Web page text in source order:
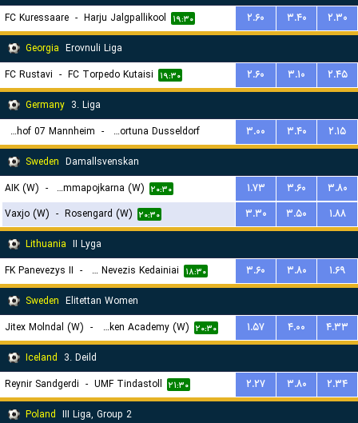
FC Kuressaare - Harju Jalgpallikool ۱۹:۳۰ ۲.۶۰ ۳.۴۰
۲.۳۰
Georgia Erovnuli Liga
FC Rustavi - FC Torpedo Kutaisi ۱۹:۳۰ ۲.۶۰ ۳.۱۰
۲.۴۵
Germany 3. Liga
SV Waldhof 07 Mannheim
- TSV Fortuna Dusseldorf
۲۰:۳۰
۳.۰۰ ۳.۴۰
۲.۱۵
Sweden Damallsvenskan
AIK (W) - Brommapojkarna (W) ۲۰:۳۰ ۱.۷۳ ۳.۶۰
۳.۸۰
Vaxjo (W) - Rosengard (W) ۲۰:۳۰ ۳.۳۰ ۳.۵۰
۱.۸۸
Lithuania II Lyga
FK Panevezys II - FK Nevezis Kedainiai ۱۸:۳۰ ۳.۶۰ ۳.۸۰
۱.۶۹
Sweden Elitettan Women
Jitex Molndal (W) - BK Hacken Academy (W) ۲۰:۳۰ ۱.۵۷ ۴.۰۰
۴.۳۳
Iceland 3. Deild
Reynir Sandgerdi - UMF Tindastoll ۲۱:۳۰ ۲.۲۷ ۳.۸۰
۲.۳۴
Poland III Liga, Group 2